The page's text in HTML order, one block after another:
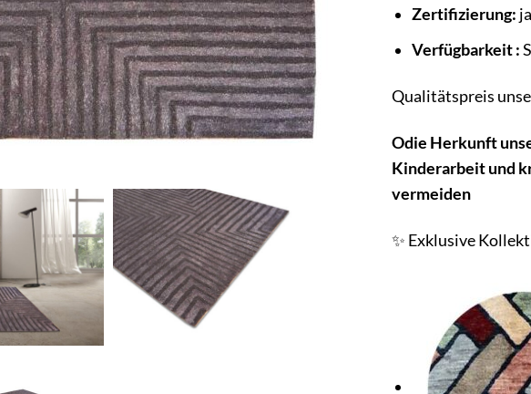
Zertifizierung: ja
Verfügbarkeit :
Qualitätspreis
Odie Herkunft
Kinderarbeit und
vermeiden
✨ Exklusive